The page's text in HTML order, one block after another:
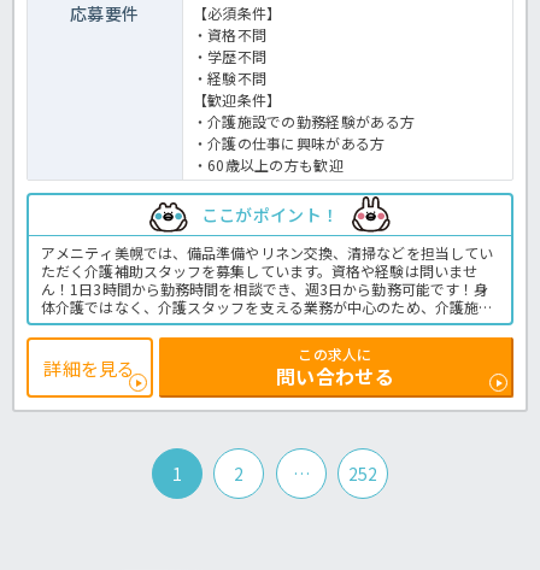
応募要件
【必須条件】
・資格不問
・学歴不問
・経験不問
【歓迎条件】
・介護施設での勤務経験がある方
・介護の仕事に興味がある方
・60歳以上の方も歓迎
ここがポイント！
アメニティ美幌では、備品準備やリネン交換、清掃などを担当してい
ただく介護補助スタッフを募集しています。資格や経験は問いませ
ん！1日3時間から勤務時間を相談でき、週3日から勤務可能です！身
体介護ではなく、介護スタッフを支える業務が中心のため、介護施設
での仕事が初めての方にも挑戦しやすい内容です★介護スタッフを支
える仕事を通して、地域の高齢者を支える施設で活躍しませんか？＜
介護補助 パート 老健の求人＞
詳細を見る
この求人に
問い合わせる
1 2 … 252